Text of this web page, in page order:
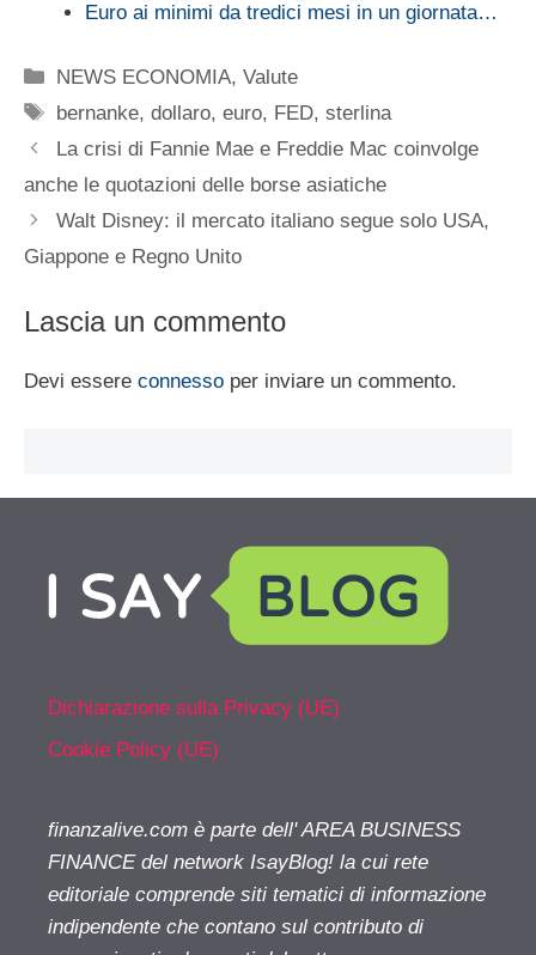
Euro ai minimi da tredici mesi in un giornata…
Categorie
NEWS ECONOMIA,Valute
Tag
bernanke,dollaro,euro, FED,sterlina
La crisi di Fannie Mae e Freddie Mac coinvolge
anche le quotazioni delle borse asiatiche
Walt Disney: il mercato italiano segue solo USA,
Giappone e Regno Unito
Lascia un commento
Devi essere connesso per inviare un commento.
Dichiarazione sulla Privacy (UE)
Cookie Policy (UE)
finanzalive.com è parte dell' AREA BUSINESS
FINANCE del network IsayBlog! la cui rete
editoriale comprende siti tematici di informazione
indipendente che contano sul contributo di